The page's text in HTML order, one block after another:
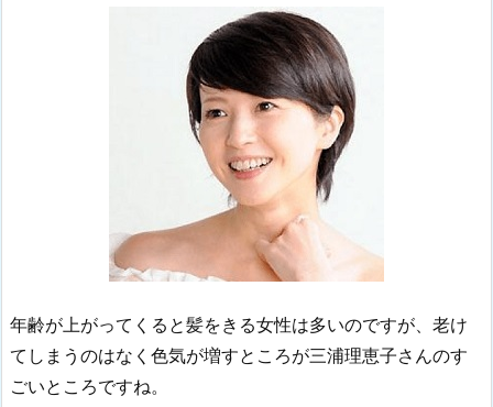
年齢が上がってくると髪をきる女性は多いのですが、老け
てしまうのはなく色気が増すところが三浦理恵子さんのす
ごいところですね。